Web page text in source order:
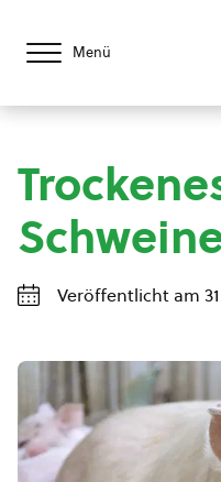
Menü
Veröffentlicht am